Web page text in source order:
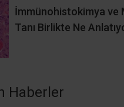
İmmünohistokimya ve
Tanı Birlikte Ne
Haberler